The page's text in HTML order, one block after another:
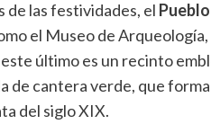
de las festividades, el
el Museo de
este último es un recinto
de cantera verde, que
del siglo XIX.